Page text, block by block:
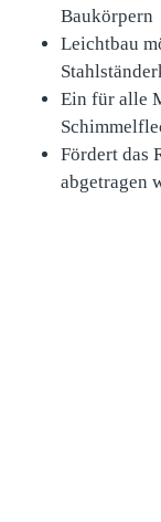
Baukörpern
Leichtbau
Ein für alle
Fördert das
abgetragen